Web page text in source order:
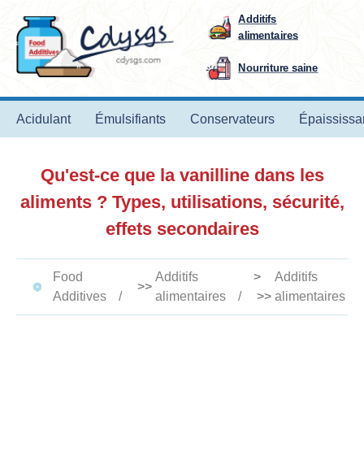
Additifs
alimentaires
Nourriture saine
Acidulant Émulsifiants Conservateurs
Qu'est-ce que la vanilline dans les
aliments ? Types, utilisations, sécurité,
effets secondaires
Food
Additives
>>
Additifs
alimentaires
>
>>
Additifs
alimentaires